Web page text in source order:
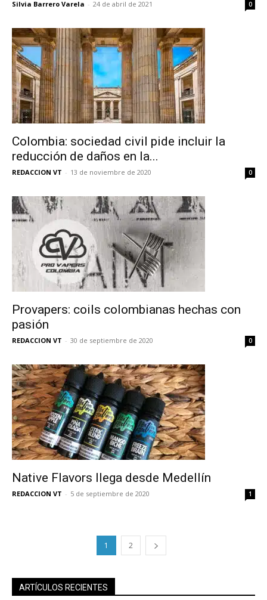
No te pierdas de las
últimas noticias
Suscríbete a nuestro boletín diario y
electrónico.
Subscribe to our daily clipping and
receive all the news of vaping and
tobacco harm reduction in your email.
SUBSCRIBIRSE
Silvia Barrero Varela - 24 de abril de 2021 0
Colombia: sociedad civil pide incluir la
reducción de daños en la...
REDACCION VT - 13 de noviembre de 2020 0
Provapers: coils colombianas hechas con
pasión
REDACCION VT - 30 de septiembre de 2020 0
Native Flavors llega desde Medellín
REDACCION VT - 5 de septiembre de 2020 1
1 2
ARTÍCULOS RECIENTES